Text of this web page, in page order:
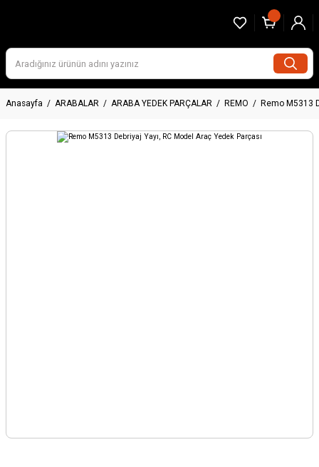
Anasayfa ARABALAR ARABA YEDEK PARÇALAR REMO Remo M5313